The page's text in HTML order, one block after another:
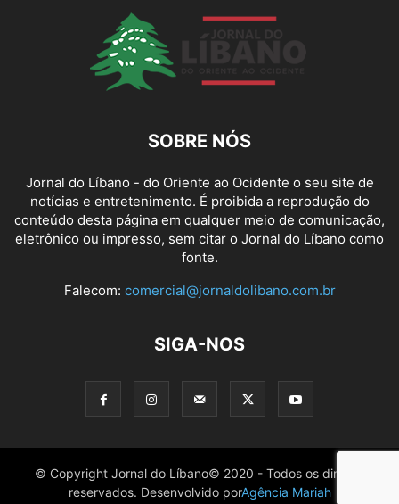
SOBRE NÓS
Jornal do Líbano - do Oriente ao Ocidente o seu site de
notícias e entretenimento. É proibida a reprodução do
conteúdo desta página em qualquer meio de comunicação,
eletrônico ou impresso, sem citar o Jornal do Líbano como
fonte.
Falecom: comercial@jornaldolibano.com.br
SIGA-NOS
© Copyright Jornal do Líbano© 2020 - Todos os direitos
reservados. Desenvolvido porAgência Mariah